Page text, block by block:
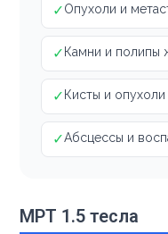
✓Опухоли и
✓ Камни и полипы
✓ Кисты и опухоли
✓Абсцессы и
МРТ 1.5 тесла